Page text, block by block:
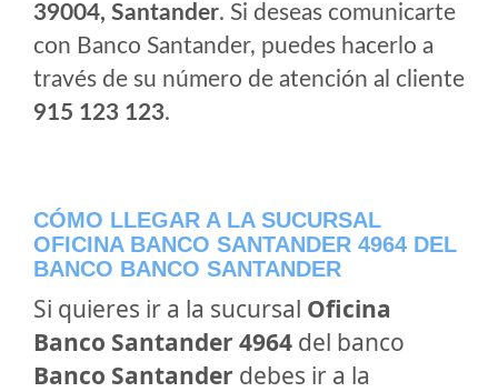
39004, Santander. Si deseas comunicarte
con Banco Santander, puedes hacerlo a
través de su número de atención al cliente
915 123 123.
CÓMO LLEGAR A LA SUCURSAL
OFICINA BANCO SANTANDER 4964 DEL
BANCO BANCO SANTANDER
Si quieres ir a la sucursal Oficina
Banco Santander 4964 del banco
Banco Santander debes ir a la